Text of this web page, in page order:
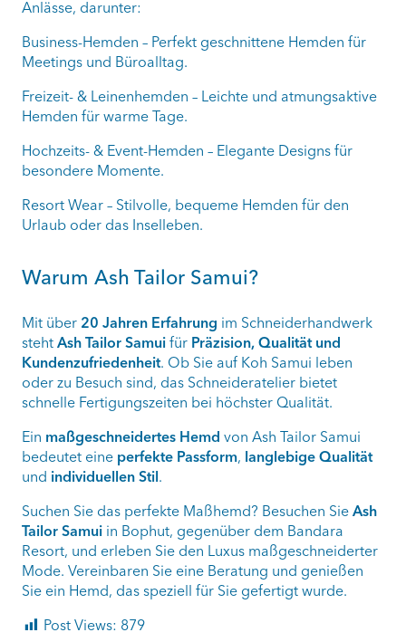
Anlässe, darunter:
Business-Hemden – Perfekt geschnittene Hemden für
Meetings und Büroalltag.
Freizeit- & Leinenhemden – Leichte und atmungsaktive
Hemden für warme Tage.
Hochzeits- & Event-Hemden – Elegante Designs für
besondere Momente.
Resort Wear – Stilvolle, bequeme Hemden für den
Urlaub oder das Inselleben.
Warum Ash Tailor Samui?
Mit über 20 Jahren Erfahrung im Schneiderhandwerk
steht Ash Tailor Samui für Präzision, Qualität und
Kundenzufriedenheit. Ob Sie auf Koh Samui leben
oder zu Besuch sind, das Schneideratelier bietet
schnelle Fertigungszeiten bei höchster Qualität.
Ein maßgeschneidertes Hemd von Ash Tailor Samui
bedeutet eine perfekte Passform, langlebige Qualität
und individuellen Stil.
Suchen Sie das perfekte Maßhemd? Besuchen Sie Ash
Tailor Samui in Bophut, gegenüber dem Bandara
Resort, und erleben Sie den Luxus maßgeschneiderter
Mode. Vereinbaren Sie eine Beratung und genießen
Sie ein Hemd, das speziell für Sie gefertigt wurde.
Post Views: 879